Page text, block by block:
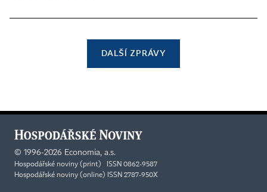
DALŠÍ ZPRÁVY
© 1996-2026 Economia, a.s.
Hospodářské noviny (print) ISSN 0862-9587
Hospodářské noviny (online) ISSN 2787-950X